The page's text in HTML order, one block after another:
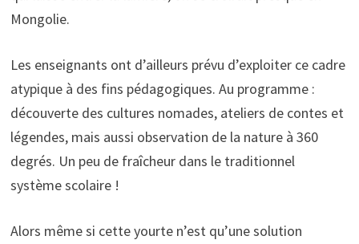
Mongolie.
Les enseignants ont d’ailleurs prévu d’exploiter ce cadre
atypique à des fins pédagogiques. Au programme :
découverte des cultures nomades, ateliers de contes et
légendes, mais aussi observation de la nature à 360
degrés. Un peu de fraîcheur dans le traditionnel
système scolaire !
Alors même si cette yourte n’est qu’une solution